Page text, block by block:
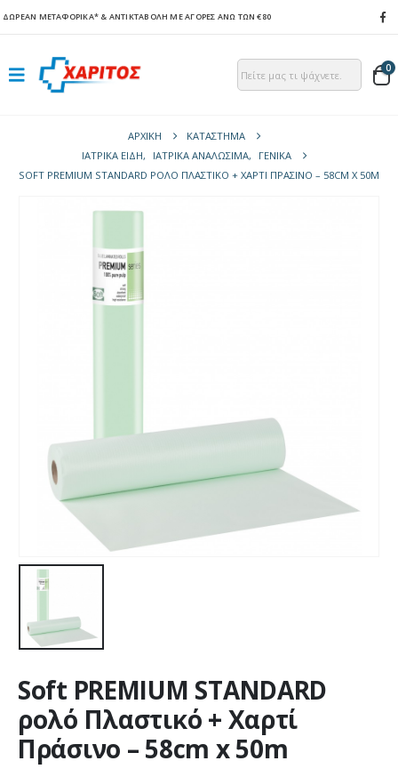
ΔΩΡΕΑΝ ΜΕΤΑΦΟΡΙΚΑ* & ΑΝΤΙΚΤΑΒΟΛΗ ΜΕ ΑΓΟΡΕΣ ΑΝΩ ΤΩΝ €80
0
ΑΡΧΙΚΉ
ΚΑΤΆΣΤΗΜΑ
ΙΑΤΡΙΚΑ ΕΙΔΗ, ΙΑΤΡΙΚΑ ΑΝΑΛΩΣΙΜΑ,
ΓΕΝΙΚΆ
SOFT PREMIUM STANDARD ΡΟΛΌ ΠΛΑΣΤΙΚΌ + ΧΑΡΤΊ ΠΡΆΣΙΝΟ – 58CM X 50M
Soft PREMIUM STANDARD
ρολό Πλαστικό + Χαρτί
Πράσινο – 58cm x 50m